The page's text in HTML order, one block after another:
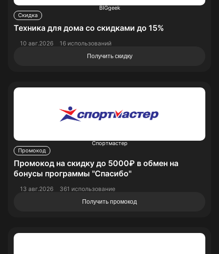
BIGgeek
Скидка
Техника для дома со скидками до 15%
10 авг.2026 16 использований
Получить скидку
Спортмастер
Промокод
Промокод на скидку до 5000₽ в обмен на
бонусы программы "Спасибо"
13 авг.2026 361 использование
Получить промокод